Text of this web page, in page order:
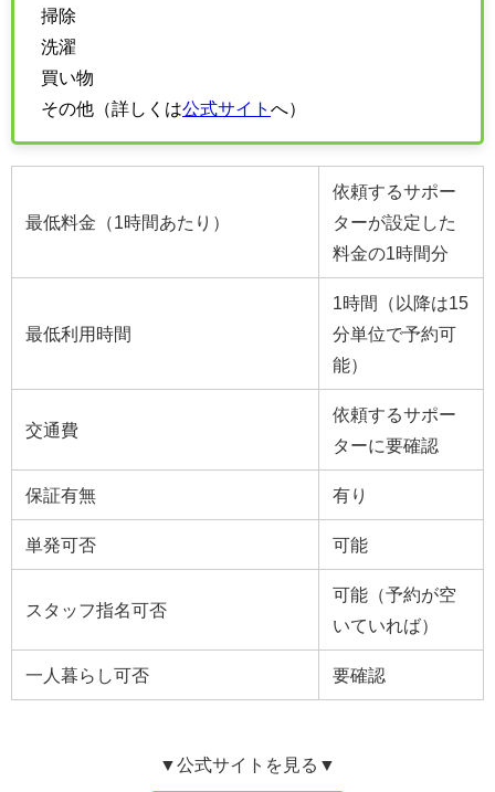
掃除
洗濯
買い物
その他（詳しくは公式サイト へ）
最低料金（1時間あたり）
依頼するサポー
ターが設定した
料金の1時間分
最低利用時間
1時間（以降は15
分単位で予約可
能）
交通費
依頼するサポー
ターに要確認
保証有無 有り
単発可否 可能
スタッフ指名可否
可能（予約が空
いていれば）
一人暮らし可否 要確認
▼公式サイトを見る▼